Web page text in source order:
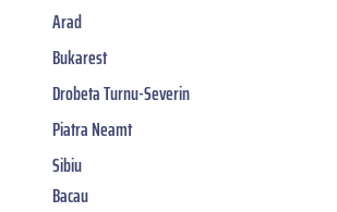
Arad
Bukarest
Drobeta Turnu-Severin
Piatra Neamt
Sibiu
Bacau